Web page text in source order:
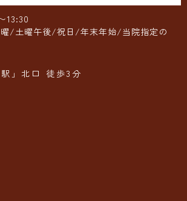
13:30
/土曜午後/祝日/年末年始/当院指定の
」北口 徒歩3分